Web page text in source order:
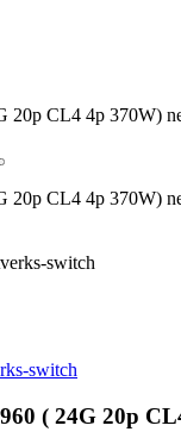
20p CL4 4p 370W)
20p CL4 4p 370W)
switch
switch
( 24G 20p